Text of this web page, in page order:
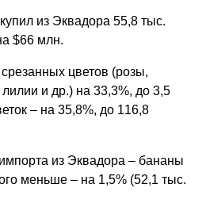
из Эквадора 55,8 тыс.
$66 млн.
цветов (розы,
и др.) на 33,3%, до 3,5
– на 35,8%, до 116,8
из Эквадора – бананы
меньше – на 1,5% (52,1 тыс.